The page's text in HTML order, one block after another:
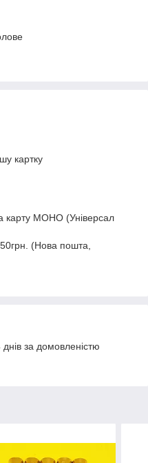
картку
карту МОНО (Універсал
(Нова пошта,
за домовленістю